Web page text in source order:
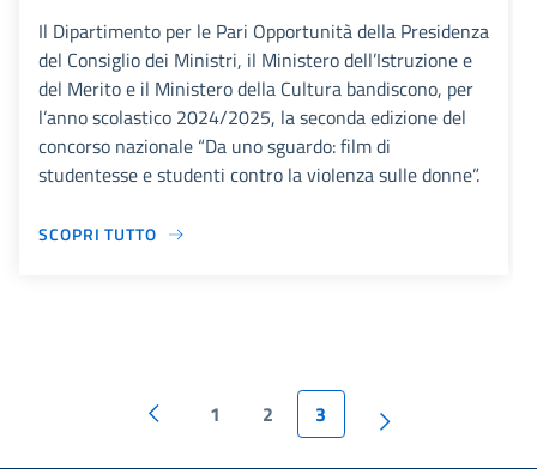
Il Dipartimento per le Pari Opportunità della Presidenza
del Consiglio dei Ministri, il Ministero dell’Istruzione e
del Merito e il Ministero della Cultura bandiscono, per
l’anno scolastico 2024/2025, la seconda edizione del
concorso nazionale “Da uno sguardo: film di
studentesse e studenti contro la violenza sulle donne”.
SCOPRI TUTTO
1 2 3